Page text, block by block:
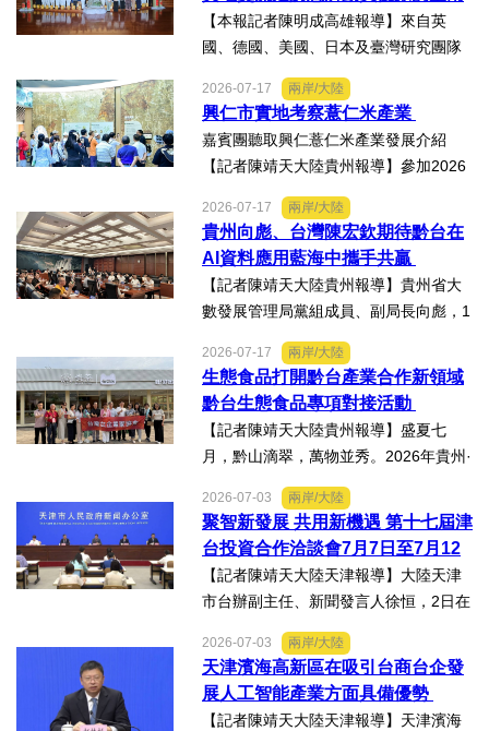
高雄市林園區廣應廟公益演...
楠西地震及丹娜絲風災區
【本報記者陳明成高雄報導】來自英
國、德國、美國、日本及臺灣研究團隊
及國際評審專家所參與為期四天，由國
科會舉辦的「貝蒙論壇」，實地交流活
動走訪臺南楠西地震及丹娜絲風災區，
慈濟動員資金與萬人次的復原...
2026-07-17 兩岸/大陸
興仁市實地考察薏仁米產業
嘉賓團聽取興仁薏仁米產業發展介紹
【記者陳靖天大陸貴州報導】參加2026
貴州·臺灣經貿交流合作懇談會、黔台特
色產業助力鄉村振興對接會的臺灣嘉賓
組團，7月15日，到興仁市實地考察，深
入調研興仁薏仁米...
2026-07-17 兩岸/大陸
貴州向彪、台灣陳宏欽期待黔台在
AI資料應用藍海中攜手共贏
【記者陳靖天大陸貴州報導】貴州省大
數發展管理局黨組成員、副局長向彪，1
4日，在2026年貴州・臺灣經貿交流合
作懇談會黔台大數據與人工智能產業對
接會上表示，召開黔台大數據與人工智
能產業對接會，旨在搭建兩...
2026-07-17 兩岸/大陸
生態食品打開黔台產業合作新領域
黔台生態食品專項對接活動
【記者陳靖天大陸貴州報導】盛夏七
月，黔山滴翠，萬物並秀。2026年貴州·
臺灣經貿交流合作懇談會「黔台生態食
品專項對接活動」於7月13日至16日舉
行。近30名台商代表跨海而來，踏訪貴
州生態食品產業一線，...
2026-07-03 兩岸/大陸
聚智新發展 共用新機遇 第十七屆津
台投資合作洽談會7月7日至7月12
日在天津舉辦
【記者陳靖天大陸天津報導】大陸天津
市台辦副主任、新聞發言人徐恒，2日在
第十七屆津台投資合作洽談會新聞發佈
會上表示，津台投資合作洽談會，從200
8年至今已成功舉辦16屆，津台會已成為
兩岸重要的經貿交流合...
2026-07-03 兩岸/大陸
天津濱海高新區在吸引台商台企發
展人工智能產業方面具備優勢
【記者陳靖天大陸天津報導】天津濱海